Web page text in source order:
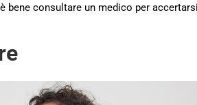
bene consultare un medico per